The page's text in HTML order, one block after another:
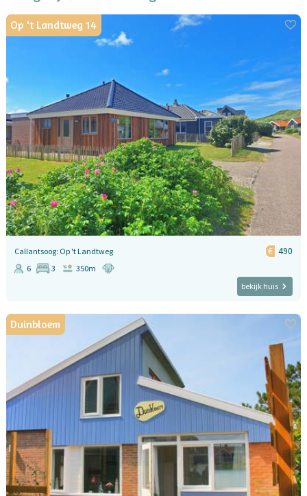
Op 't Landtweg 14
Callantsoog: Op 't Landtweg 490
6 3
350m
bekijk huis
Duinbloem